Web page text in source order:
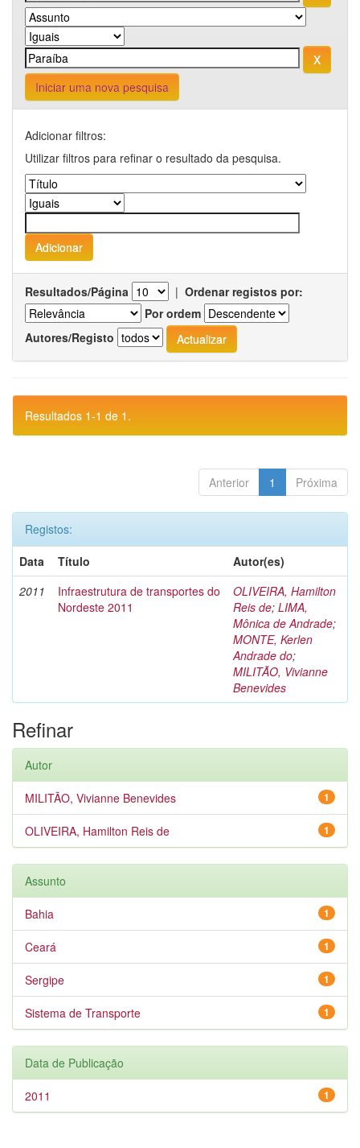
Iniciar uma nova pesquisa
Adicionar filtros:
Utilizar filtros para refinar o resultado da pesquisa.
Resultados/Página | Ordenar registos por:
Por ordem
Autores/Registo
Resultados 1-1 de 1.
Anterior 1 Próxima
Registos:
Data
Título
Autor(es)
2011
Infraestrutura de transportes do
Nordeste 2011
OLIVEIRA, Hamilton
Reis de; LIMA,
Mônica de Andrade;
MONTE, Kerlen
Andrade do;
MILITÃO, Vivianne
Benevides
Refinar
Autor
1
MILITÃO, Vivianne Benevides
1
OLIVEIRA, Hamilton Reis de
Assunto
1
Bahia
1
Ceará
1
Sergipe
1
Sistema de Transporte
Data de Publicação
1
2011